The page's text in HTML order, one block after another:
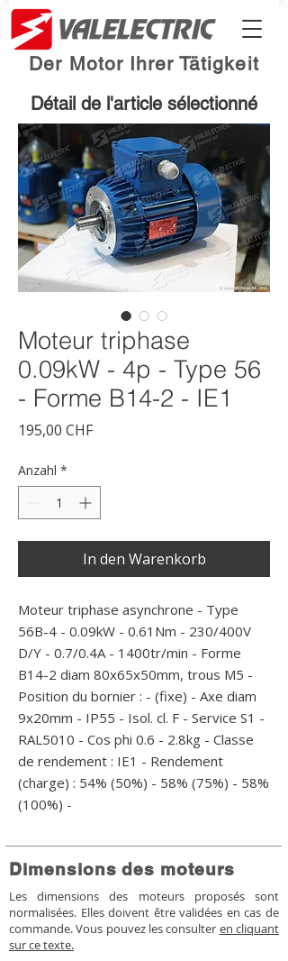
Der Motor Ihrer Tätigkeit
Détail de l'article sélectionné
Moteur triphase
0.09kW - 4p - Type 56
- Forme B14-2 - IE1
195,00 CHFPreis
Anzahl *
In den Warenkorb
Moteur triphase asynchrone - Type
56B-4 - 0.09kW - 0.61Nm - 230/400V
D/Y - 0.7/0.4A - 1400tr/min - Forme
B14-2 diam 80x65x50mm, trous M5 -
Position du bornier : - (fixe) - Axe diam
9x20mm - IP55 - Isol. cl. F - Service S1 -
RAL5010 - Cos phi 0.6 - 2.8kg - Classe
de rendement : IE1 - Rendement
(charge) : 54% (50%) - 58% (75%) - 58%
(100%) -
Dimensions des moteurs
Les dimensions des moteurs proposés sont
normalisées. Elles doivent être validées en cas de
commande. Vous pouvez les consulter en cliquant
sur ce texte.